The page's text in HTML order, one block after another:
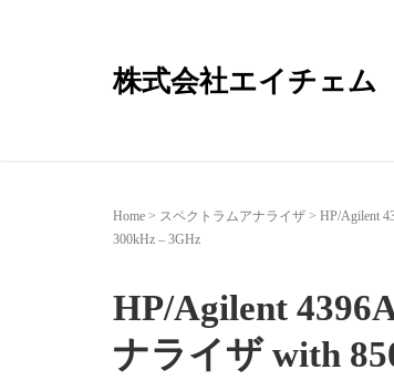
株式会社エイチェム
Home > スペクトラムアナライザ > HP/Agilent
300kHz – 3GHz
HP/Agilent
ナライザ with